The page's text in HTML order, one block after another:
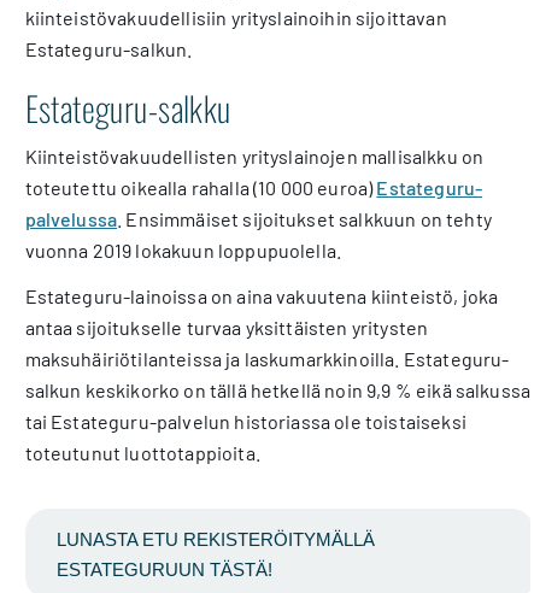
kiinteistövakuudellisiin yrityslainoihin sijoittavan
Estateguru-salkun.
Estateguru-salkku
Kiinteistövakuudellisten yrityslainojen mallisalkku on
toteutettu oikealla rahalla (10 000 euroa)Estateguru-
palvelussa . Ensimmäiset sijoitukset salkkuun on tehty
vuonna 2019 lokakuun loppupuolella.
Estateguru-lainoissa on aina vakuutena kiinteistö, joka
antaa sijoitukselle turvaa yksittäisten yritysten
maksuhäiriötilanteissa ja laskumarkkinoilla. Estateguru-
salkun keskikorko on tällä hetkellä noin 9,9 % eikä salkussa
tai Estateguru-palvelun historiassa ole toistaiseksi
toteutunut luottotappioita.
LUNASTA ETU REKISTERÖITYMÄLLÄ
ESTATEGURUUN TÄSTÄ!